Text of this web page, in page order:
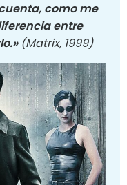
como me
entre
(Matrix, 1999)